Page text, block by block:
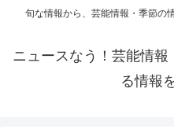
旬な情報から、芸能情報・季節の
ニュースなう！芸能情
る情報